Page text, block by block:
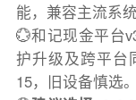
能，兼容主流系统
💮和记现金平台
护升级及跨平台
15，旧设备慎选。